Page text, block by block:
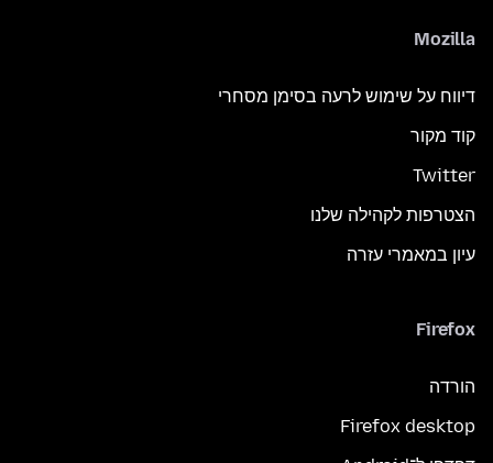
Mozilla
דיווח על שימוש לרעה בסימן מסחרי
קוד מקור
Twitter
הצטרפות לקהילה שלנו
עיון במאמרי עזרה
Firefox
הורדה
Firefox desktop